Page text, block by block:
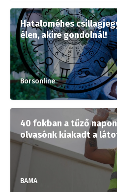
Hataloméhes
élen, akire gondolnál!
Borsonline
40 fokban a tűző
olvasónk kiakadt a
BAMA